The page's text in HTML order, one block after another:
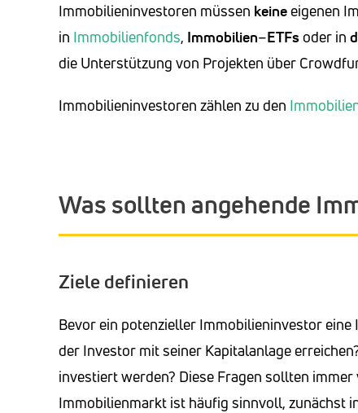
Immobilieninvestoren müssen keine eigenen
in Immobilienfonds, Immobilien–ETFsoder in
die Unterstützung von Projekten über
Immobilieninvestoren zählen zu den
Was sollten angehende
Ziele definieren
Bevor ein potenzieller Immobilieninvestor
der Investor mit seiner Kapitalanlage
investiert werden? Diese Fragen sollten
Immobilienmarkt ist häufig sinnvoll, zunächst